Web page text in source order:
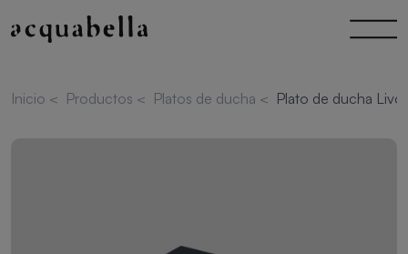
Inicio < Productos < Platos de ducha < Plato de ducha